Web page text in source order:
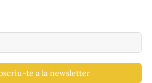
te a la newsletter